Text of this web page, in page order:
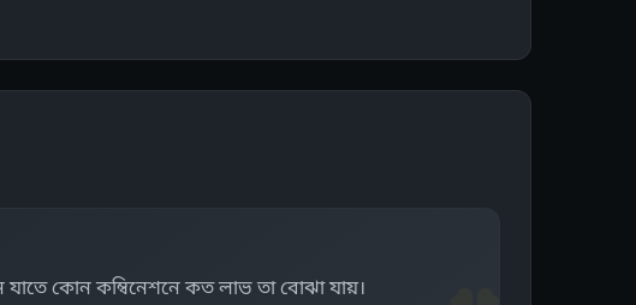
কোন কম্বিনেশনে কত লাভ তা বোঝা যায়।